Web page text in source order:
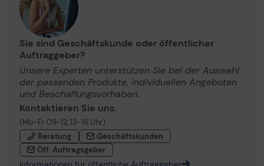
Sie sind Geschäftskunde oder öffentlicher
Auftraggeber?
Unsere Experten unterstützen Sie bei der Auswahl
der passenden Produkte, individuellen Angeboten
und Beschaffungsvorhaben.
Kontaktieren Sie uns.
(Mo-Fr 09-12, 13-16 Uhr)
Beratung
Geschäftskunden
Öff. Auftragsgeber